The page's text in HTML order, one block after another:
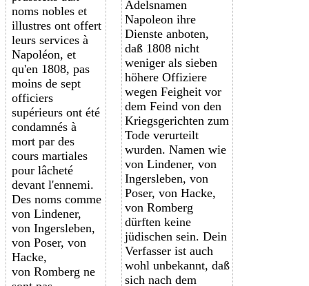
noms nobles et
illustres ont offert
leurs services à
Napoléon, et
qu'en 1808, pas
moins de sept
officiers
supérieurs ont été
condamnés à
mort par des
cours martiales
pour lâcheté
devant l'ennemi.
Des noms comme
von Lindener,
von Ingersleben,
von Poser, von
Hacke,
von Romberg ne
Adelsnamen
Napoleon ihre
Dienste anboten,
daß 1808 nicht
weniger als sieben
höhere Offiziere
wegen Feigheit vor
dem Feind von den
Kriegsgerichten zum
Tode verurteilt
wurden. Namen wie
von Lindener, von
Ingersleben, von
Poser, von Hacke,
von Romberg
dürften keine
jüdischen sein. Dein
Verfasser ist auch
wohl unbekannt, daß
sich nach dem